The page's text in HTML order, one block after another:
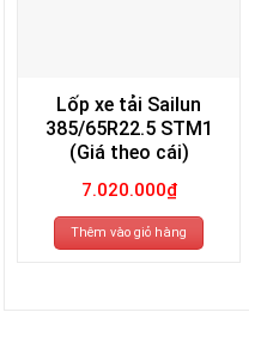
Lốp xe tải Sailun
385/65R22.5 STM1
(Giá theo cái)
7.020.000₫
Thêm vào giỏ hàng